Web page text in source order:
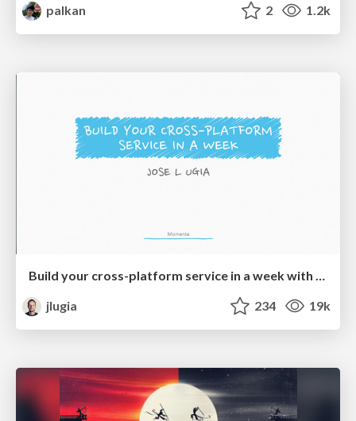
palkan
2 1.2k
Build your cross-platform service in a week with App Engine
jlugia
234 19k